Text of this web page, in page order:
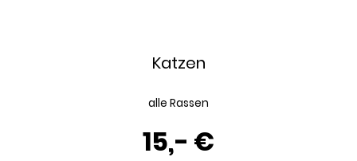
Katzen
alle Rassen
15,- €